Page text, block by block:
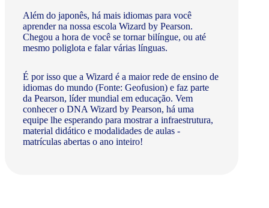
Além do japonês, há mais idiomas para você
aprender na nossa escola Wizard by Pearson.
Chegou a hora de você se tornar bilíngue, ou até
mesmo poliglota e falar várias línguas.
É por isso que a Wizard é a maior rede de ensino de
idiomas do mundo (Fonte: Geofusion) e faz parte
da Pearson, líder mundial em educação. Vem
conhecer o DNA Wizard by Pearson, há uma
equipe lhe esperando para mostrar a infraestrutura,
material didático e modalidades de aulas -
matrículas abertas o ano inteiro!